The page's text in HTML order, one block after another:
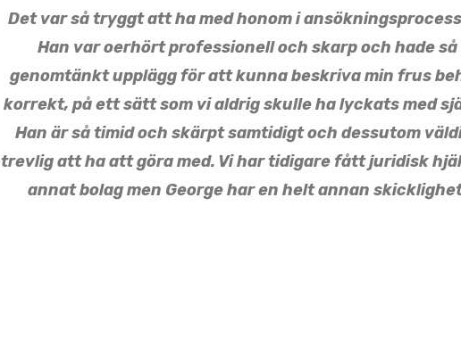
Det var så tryggt att ha med honom i
Han var oerhört professionell och skarp och hade så
genomtänkt upplägg för att kunna beskriva min frus
korrekt, på ett sätt som vi aldrig skulle ha lyckats med
Han är så timid och skärpt samtidigt och dessutom
trevlig att ha att göra med. Vi har tidigare fått juridisk
annat bolag men George har en helt annan